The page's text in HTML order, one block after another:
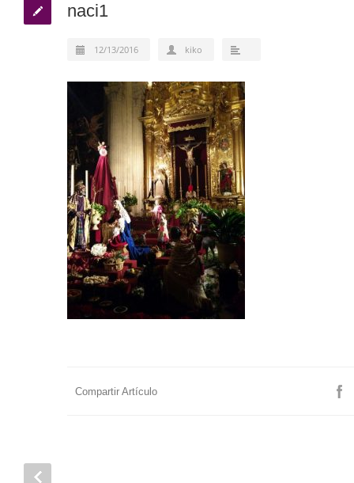
naci1
12/13/2016 kiko
Compartir Artículo